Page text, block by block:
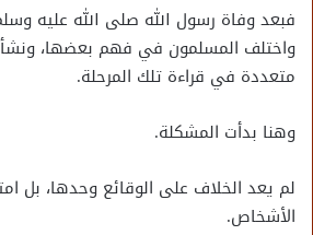
فبعد وفاة رسول الله صلى الله عليه
واختلف المسلمون في فهم بعضها،
متعددة في قراءة تلك المرحلة.
وهنا بدأت المشكلة.
لم يعد الخلاف على الوقائع وحدها، بل
الأشخاص.